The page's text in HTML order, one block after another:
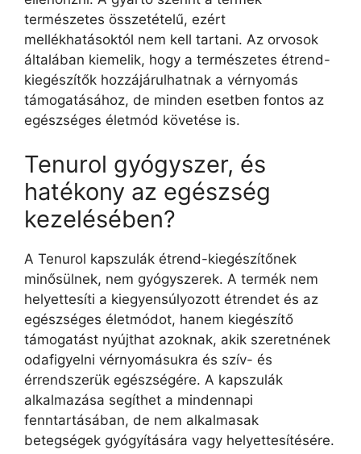
természetes összetételű, ezért
mellékhatásoktól nem kell tartani. Az orvosok
általában kiemelik, hogy a természetes étrend-
kiegészítők hozzájárulhatnak a vérnyomás
támogatásához, de minden esetben fontos az
egészséges életmód követése is.
Tenurol gyógyszer, és
hatékony az egészség
kezelésében?
A Tenurol kapszulák étrend-kiegészítőnek
minősülnek, nem gyógyszerek. A termék nem
helyettesíti a kiegyensúlyozott étrendet és az
egészséges életmódot, hanem kiegészítő
támogatást nyújthat azoknak, akik szeretnének
odafigyelni vérnyomásukra és szív- és
érrendszerük egészségére. A kapszulák
alkalmazása segíthet a mindennapi
fenntartásában, de nem alkalmasak
betegségek gyógyítására vagy helyettesítésére.